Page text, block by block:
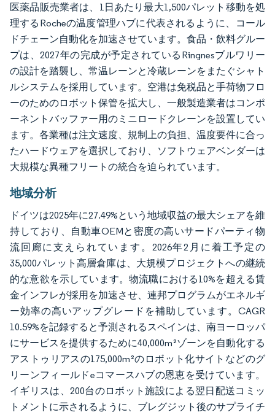
医薬品販売業者は、1日あたり最大1,500パレット移動を処
理するRocheの温度管理ハブに代表されるように、コール
ドチェーン自動化を加速させています。食品・飲料グルー
プは、2027年の完成が予定されているRingnesブルワリー
の設計を踏襲し、常温レーンと冷蔵レーンをまたぐシャト
ルシステムを採用しています。空港は免税品と手荷物フロ
ーのためのロボット保管を拡大し、一般製造業者はコンポ
ーネントバッファー用のミニロードクレーンを設置してい
ます。各業種は注文速度、規制上の負担、温度要件に合っ
たハードウェアを選択しており、ソフトウェアベンダーは
大規模な異種フリートの統合を迫られています。
地域分析
ドイツは2025年に27.49%という地域収益の最大シェアを維
持しており、自動車OEMと密度の高いサードパーティ物
流回廊に支えられています。2026年2月に着工予定の
35,000パレット高層倉庫は、大規模プロジェクトへの継続
的な意欲を示しています。物流職における10%を超える賃
金インフレが採用を加速させ、連邦プログラムがエネルギ
ー効率の高いアップグレードを補助しています。CAGR
10.59%を記録すると予測されるスペインは、南ヨーロッパ
にサービスを提供するために40,000m²ゾーンを自動化する
アストゥリアスの175,000m²のロボット化サイトなどのグ
リーンフィールドeコマースハブの恩恵を受けています。
イギリスは、200台のロボット施設による翌日配送コミッ
トメントに示されるように、ブレグジット後のサプライチ